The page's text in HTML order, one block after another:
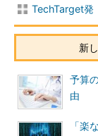
TechTarget
新
予算
由
「